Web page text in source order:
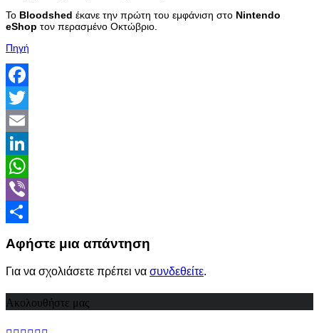
Το Bloodshed έκανε την πρώτη του εμφάνιση στο Nintendo
eShop τον περασμένο Οκτώβριο.
Πηγή
Facebook
Twitter
Email
LinkedIn
WhatsApp
Viber
Αφήστε μια απάντηση
Για να σχολιάσετε πρέπει να συνδεθείτε.
Ακολουθήστε μας